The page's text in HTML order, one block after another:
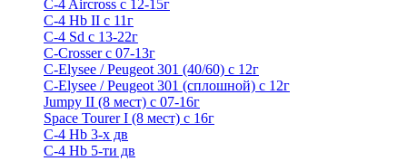
C-4 Airсross с 12-15г
C-4 Hb II с 11г
C-4 Sd c 13-22г
C-Crosser с 07-13г
C-Elysee / Peugeot 301 (40/60) с 12г
C-Elysee / Peugeot 301 (сплошной) с 12г
Jumpy II (8 мест) с 07-16г
Space Tourer I (8 мест) с 16г
С-4 Hb 3-х дв
С-4 Hb 5-ти дв